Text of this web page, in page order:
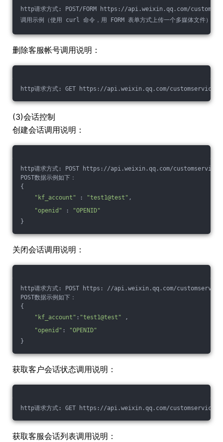
http请求方式: POST/FORM https://api.weixin.qq.com/
调用示例（使用 curl 命令，用 FORM 表单方式上传一个多媒体文件
删除客服帐号调用说明：
http请求方式: GET https://api.weixin.qq.com/customservice/
(3)会话控制
创建会话调用说明：
http请求方式: POST https://api.weixin.qq.com/customservice/
POST数据示例如下：
{
"kf_account" : "test1@test" ,
"openid" :
"OPENID"
}
关闭会话调用说明：
http请求方式: POST https: //api.weixin.qq.com/customservice/
POST数据示例如下：
{
"kf_account" : "test1@test" ,
"openid" :
"OPENID"
}
获取客户会话状态调用说明：
http请求方式: GET https://api.weixin.qq.com/customservice/
获取客服会话列表调用说明：